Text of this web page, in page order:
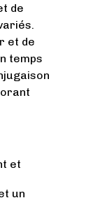
de
et de
temps
et
un